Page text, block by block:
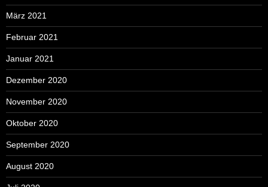
März 2021
Februar 2021
Januar 2021
Dezember 2020
November 2020
Oktober 2020
September 2020
August 2020